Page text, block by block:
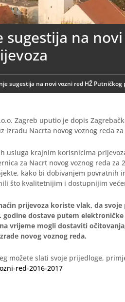
sugestija na
sugestija na novi vozni red HŽ Putničkog
Zagreb uputio je dopis
izradu Nacrta novog voznog reda
usluga krajnim korisnicima
za Nacrt novog voznog reda za
kako bi dobivanjem povratnih
što kvalitetnijim i dostupnijim
prijevoza koriste vlak, da
godine dostave putem
vrijeme mogli dostaviti
novog voznog reda.
možete slati svoje prijedloge,
red-2016-2017